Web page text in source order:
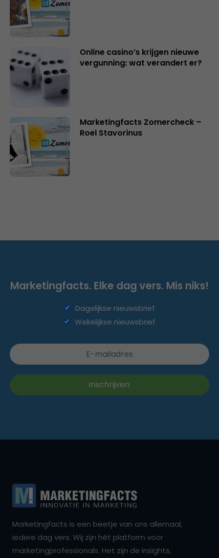
Online casino’s krijgen nieuwe
vergunning: wat verandert er?
Marketingfacts Zomercheck –
Roel Stavorinus
Marketingfacts. Elke dag vers. Mis niks!
Dagelijkse nieuwsbrief
Wekelijkse nieuwsbrief
Marketingfacts is een beetje van ons allemaal,
iedere dag vers. Wij zijn hét platform voor
marketingprofessionals. Het zijn de insights,